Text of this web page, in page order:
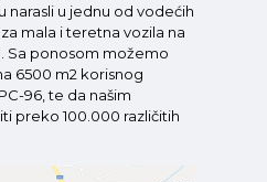
narasli u jednu od vodećih
mala i teretna vozila na
Sa ponosom možemo
6500 m2 korisnog
96, te da našim
preko 100.000 različitih